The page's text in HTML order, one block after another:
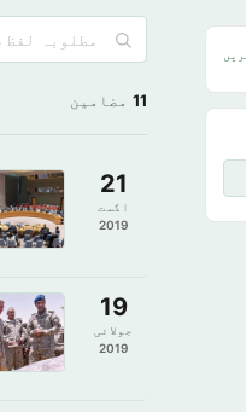
11 مضامین
21
اگست
2019
19
جولائی
2019